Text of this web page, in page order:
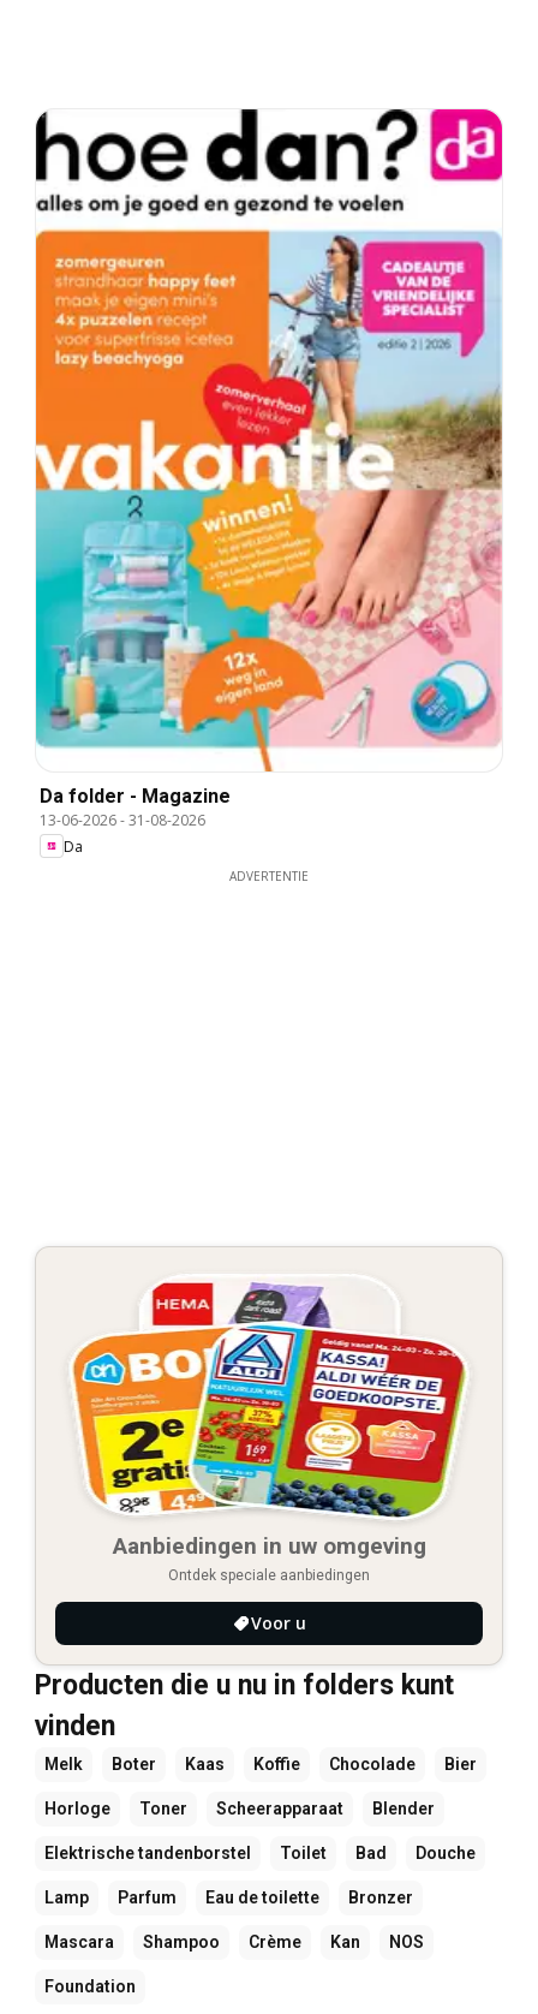
Da folder - Magazine
13-06-2026-31-08-2026
Da
ADVERTENTIE
Aanbiedingen in uw omgeving
Ontdek speciale aanbiedingen
Voor u
Producten die u nu in folders kunt
vinden
Melk Boter Kaas Koffie Chocolade Bier
Horloge Toner Scheerapparaat Blender
Elektrische tandenborstel Toilet Bad Douche
Lamp Parfum Eau de toilette Bronzer
Mascara Shampoo Crème Kan NOS
Foundation